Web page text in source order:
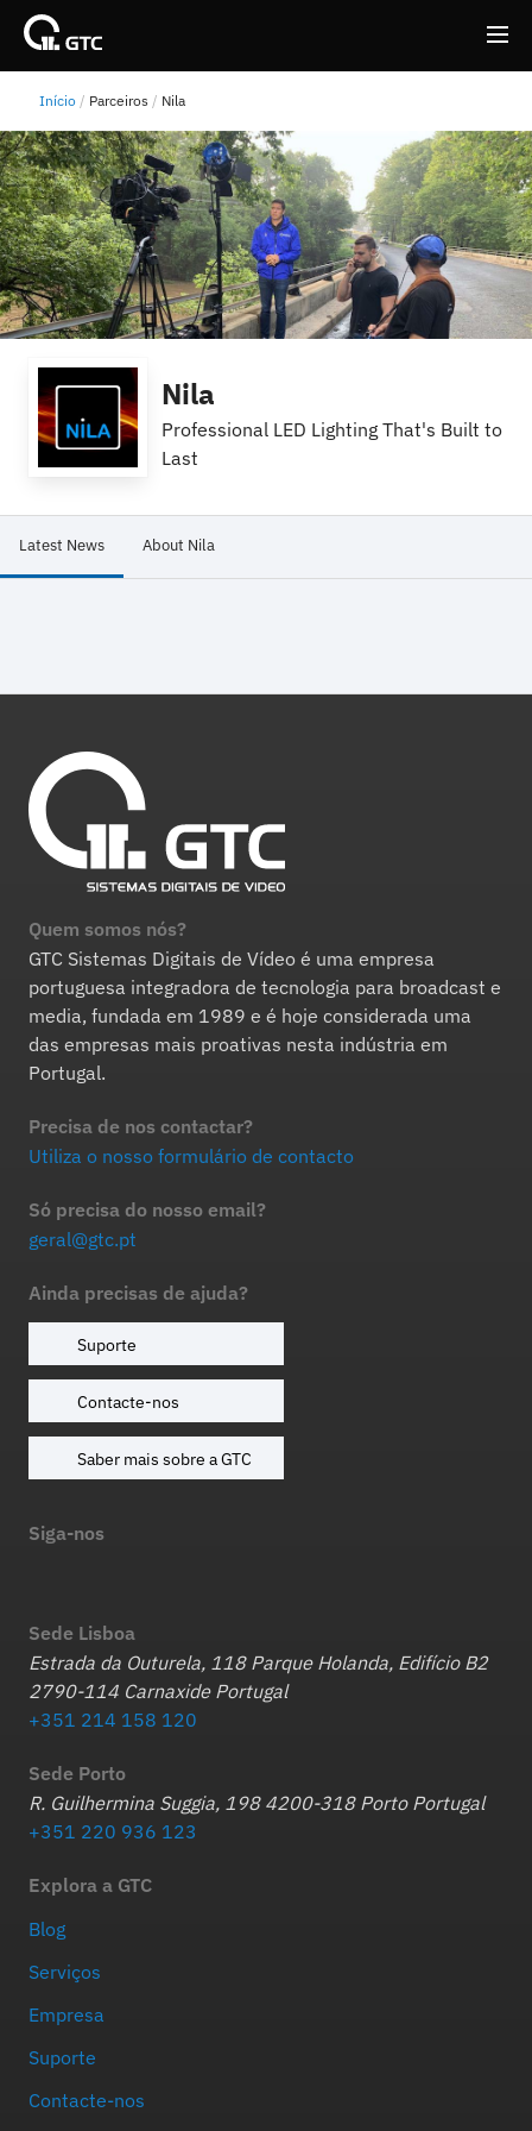
Início Parceiros Nila
Nila
Professional LED Lighting That's Built to
Last
Latest News About Nila
Quem somos nós?
GTC Sistemas Digitais de Vídeo é uma empresa
portuguesa integradora de tecnologia para broadcast e
media, fundada em 1989 e é hoje considerada uma
das empresas mais proativas nesta indústria em
Portugal.
Precisa de nos contactar?
Utiliza o nosso formulário de contacto
Só precisa do nosso email?
geral@gtc.pt
Ainda precisas de ajuda?
Suporte
Contacte-nos
Saber mais sobre a GTC
Siga-nos
Sede Lisboa
Estrada da Outurela, 118 Parque Holanda, Edifício B2
2790-114 Carnaxide Portugal
+351 214 158 120
Sede Porto
R. Guilhermina Suggia, 198 4200-318 Porto Portugal
+351 220 936 123
Explora a GTC
Blog
Serviços
Empresa
Suporte
Contacte-nos